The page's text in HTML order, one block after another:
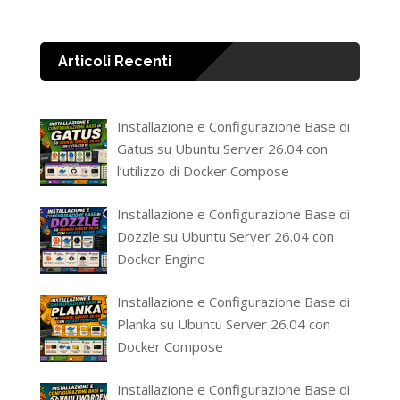
Articoli Recenti
Installazione e Configurazione Base di
Gatus su Ubuntu Server 26.04 con
l’utilizzo di Docker Compose
Installazione e Configurazione Base di
Dozzle su Ubuntu Server 26.04 con
Docker Engine
Installazione e Configurazione Base di
Planka su Ubuntu Server 26.04 con
Docker Compose
Installazione e Configurazione Base di